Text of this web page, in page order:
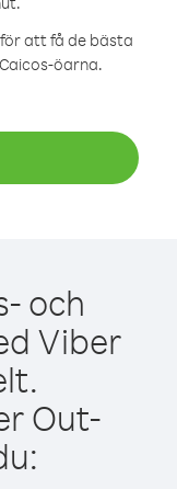
att få de bästa
öarna.
och
Viber
Out-